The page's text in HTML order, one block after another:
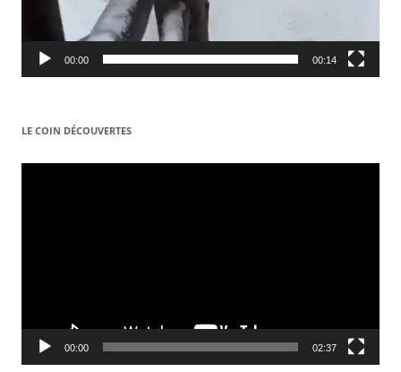
00:00 00:14
LE COIN DÉCOUVERTES
Video
00:00 02:37